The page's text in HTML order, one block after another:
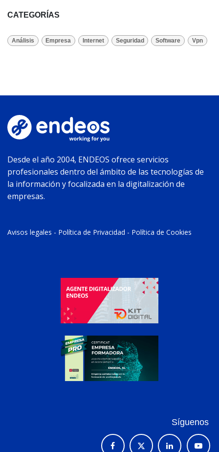
CATEGORÍAS
Análisis Empresa Internet Seguridad Software Vpn
Desde el año 2004, ENDEOS ofrece servicios
profesionales dentro del ámbito de las tecnologías de
la información y focalizada en la digitalización de
empresas.
Avisos legales - Política de Privacidad - Política de Cookies
Síguenos